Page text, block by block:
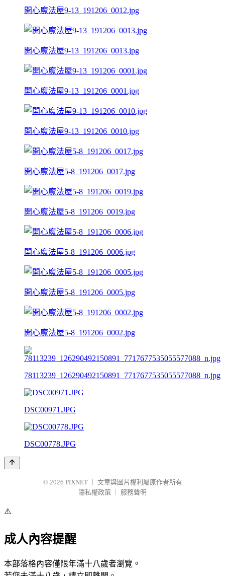
開心魔法屋9-13_191206_0012.jpg
開心魔法屋9-13_191206_0013.jpg
開心魔法屋9-13_191206_0001.jpg
開心魔法屋9-13_191206_0010.jpg
開心魔法屋5-8_191206_0017.jpg
開心魔法屋5-8_191206_0019.jpg
開心魔法屋5-8_191206_0006.jpg
開心魔法屋5-8_191206_0005.jpg
開心魔法屋5-8_191206_0002.jpg
78113239_126290492150891_7717677535055577088_n.jpg
DSC00971.JPG
DSC00778.JPG
© 2026 PIXNET
文章與圖片權利屬原作者所有
隱私權政策
服務聲明
⚠️
成人內容提醒
本部落格內容僅限年滿十八歲者瀏覽。